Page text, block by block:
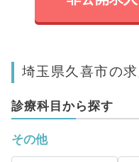
埼玉県久喜市の
診療科目から探す
その他